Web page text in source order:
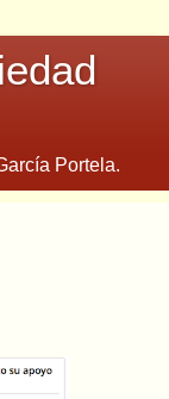
Portela.